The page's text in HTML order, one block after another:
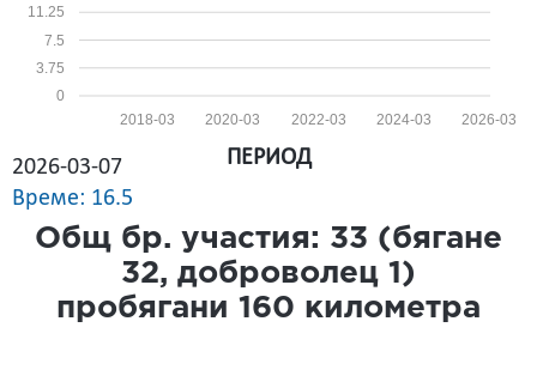
0
3.75
7.5
11.25
2026-03
2024-03
2022-03
2020-03
2018-03
2026-03-07
Време: 16.5
ПЕРИОД
Общ бр. участия: 33 (бягане
32, доброволец 1 )
пробягани 160 километра